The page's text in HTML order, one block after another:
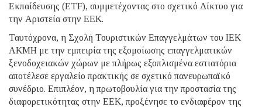
Εκπαίδευσης (ETF), συμμετέχοντας στο σχετικό Δίκτυο για
την Αριστεία στην ΕΕΚ.
Ταυτόχρονα, η Σχολή Τουριστικών Επαγγελμάτων του ΙΕΚ
ΑΚΜΗ με την εμπειρία της εξομοίωσης επαγγελματικών
ξενοδοχειακών χώρων με πλήρως εξοπλισμένα εστιατόρια
αποτέλεσε εργαλείο πρακτικής σε σχετικό πανευρωπαϊκό
συνέδριο. Επιπλέον, η πρωτοβουλία για την προστασία της
διαφορετικότητας στην ΕΕΚ, προξένησε το ενδιαφέρον της